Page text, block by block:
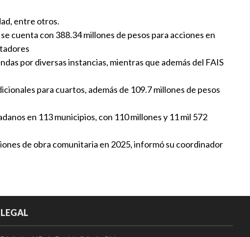
altos de inundación
| 17:00
El Golf de Volkswagen
| 15:00
CMIC Puebla diplomado BIM
| 14:49
entre otros.
cuenta con 388.34 millones de pesos para acciones en
por diversas instancias, mientras que además del FAIS
para cuartos, además de 109.7 millones de pesos
en 113 municipios, con 110 millones y 11 mil 572
de obra comunitaria en 2025, informó su coordinador